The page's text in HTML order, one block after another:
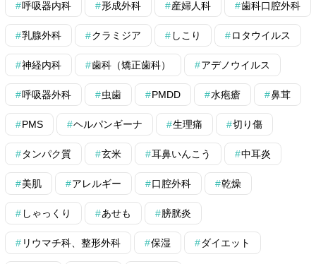
呼吸器内科 形成外科 産婦人科 歯科口腔外科
乳腺外科 クラミジア しこり ロタウイルス
神経内科 歯科（矯正歯科） アデノウイルス
呼吸器外科 虫歯 PMDD 水疱瘡 鼻茸
PMS ヘルパンギーナ 生理痛 切り傷
タンパク質 玄米 耳鼻いんこう 中耳炎
美肌 アレルギー 口腔外科 乾燥
しゃっくり あせも 膀胱炎
リウマチ科、整形外科 保湿 ダイエット